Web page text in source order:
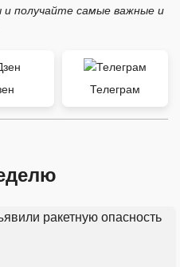
получайте самые важные и
Телеграм